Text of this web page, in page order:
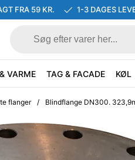
FRA 59 KR. 1-3 DAGES
VARME TAG & FACADE KØL
flanger / Blindflange DN300.